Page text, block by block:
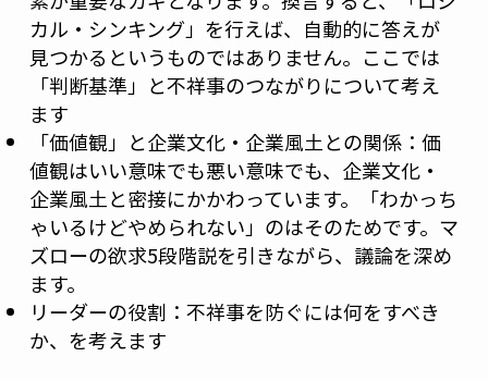
カル・シンキング」を行えば、自動的に答えが
見つかるというものではありません。ここでは
「判断基準」と不祥事のつながりについて考え
ます
「価値観」と企業文化・企業風土との関係：価
値観はいい意味でも悪い意味でも、企業文化・
企業風土と密接にかかわっています。「わかっち
ゃいるけどやめられない」のはそのためです。マ
ズローの欲求5段階説を引きながら、議論を深め
ます。
リーダーの役割：不祥事を防ぐには何をすべき
か、を考えます